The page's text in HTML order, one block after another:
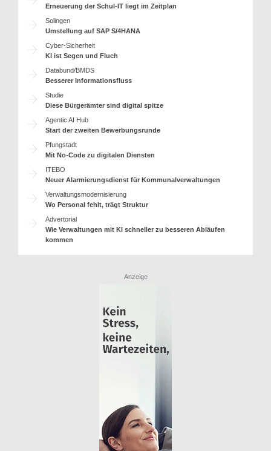
Erneuerung der Schul-IT liegt im Zeitplan
Solingen
Umstellung auf SAP S/4HANA
Cyber-Sicherheit
KI ist Segen und Fluch
Databund/BMDS
Besserer Informationsfluss
Studie
Diese Bürgerämter sind digital spitze
Agentic AI Hub
Start der zweiten Bewerbungsrunde
Pfungstadt
Mit No-Code zu digitalen Diensten
ITEBO
Neuer Alarmierungsdienst für Kommunalverwaltungen
Verwaltungsmodernisierung
Wo Personal fehlt, trägt Struktur
Advertorial
Wie Verwaltungen mit KI schneller zu besseren Abläufen
kommen
Anzeige